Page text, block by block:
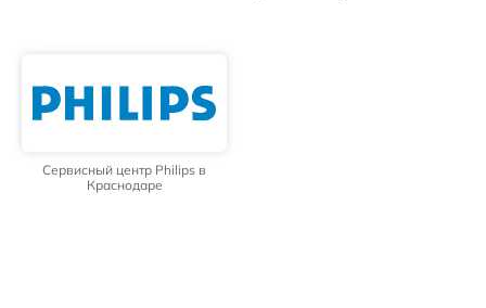
Сервисный центр Philips в
Краснодаре